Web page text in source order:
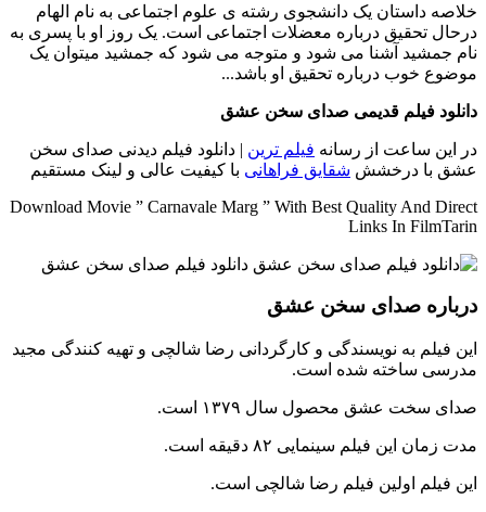
خلاصه داستان یک دانشجوی رشته ی علوم اجتماعی به نام الهام
درحال تحقیق درباره معضلات اجتماعی است. یک روز او با پسری به
نام جمشید آشنا می شود و متوجه می شود که جمشید میتوان یک
موضوع خوب درباره تحقیق او باشد...
دانلود فیلم قدیمی صدای سخن عشق
در این ساعت از رسانه فیلم ترین | دانلود فیلم دیدنی صدای سخن
عشق با درخشش شقایق فراهانی با کیفیت عالی و لینک مستقیم
Download Movie ” Carnavale Marg ” With Best Quality And Direct
Links In FilmTarin
درباره صدای سخن عشق
این فیلم به نویسندگی و کارگردانی رضا شالچی و تهیه کنندگی مجید
مدرسی ساخته شده است.
صدای سخت عشق محصول سال ۱۳۷۹ است.
مدت زمان این فیلم سینمایی ۸۲ دقیقه است.
این فیلم اولین فیلم رضا شالچی است.